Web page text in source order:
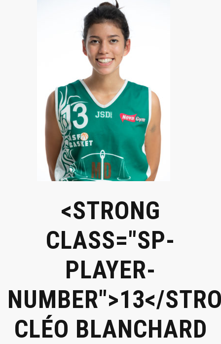
<STRONG
CLASS="SP-
PLAYER-
NUMBER">13</
CLÉO BLANCHARD